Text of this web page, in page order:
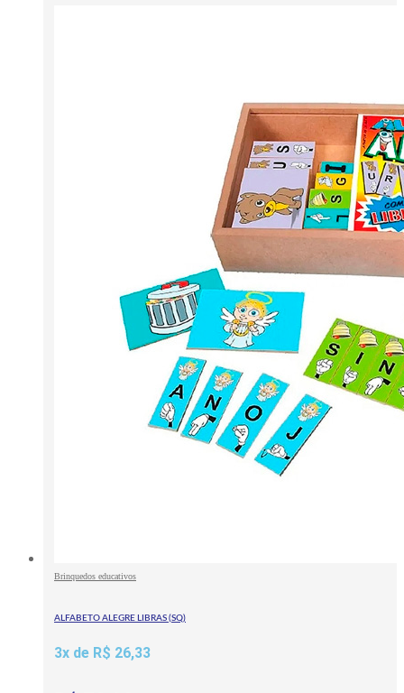
Brinquedos educativos
ALFABETO ALEGRE LIBRAS (SQ)
3x de R$ 26,33